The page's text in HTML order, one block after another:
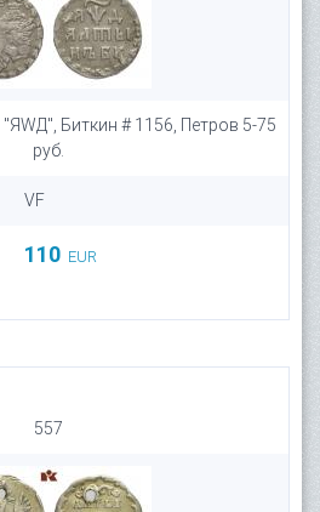
Биткин # 1156, Петров 5-75
руб.
VF
110 EUR
557